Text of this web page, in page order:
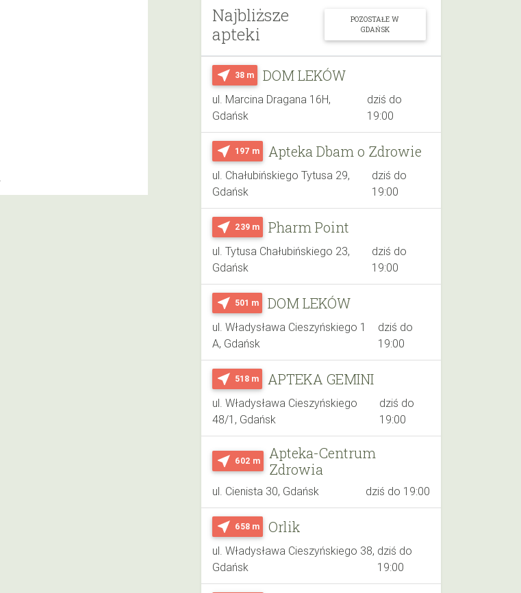
Najbliższe
apteki
POZOSTAŁE W
GDAŃSK
near_me 38 m DOM LEKÓW
ul. Marcina Dragana 16H,
Gdańsk
dziś do
19:00
near_me 197 m Apteka Dbam o Zdrowie
ul. Chałubińskiego Tytusa 29,
Gdańsk
dziś do
19:00
near_me 239 m Pharm Point
ul. Tytusa Chałubińskiego 23,
Gdańsk
dziś do
19:00
near_me 501 m DOM LEKÓW
ul. Władysława Cieszyńskiego 1
A, Gdańsk
dziś do
19:00
near_me 518 m APTEKA GEMINI
ul. Władysława Cieszyńskiego
48/1, Gdańsk
dziś do
19:00
near_me 602 m
Apteka-Centrum
Zdrowia
ul. Cienista 30, Gdańsk dziś do 19:00
near_me 658 m Orlik
ul. Władysława Cieszyńskiego 38,
Gdańsk
dziś do
19:00